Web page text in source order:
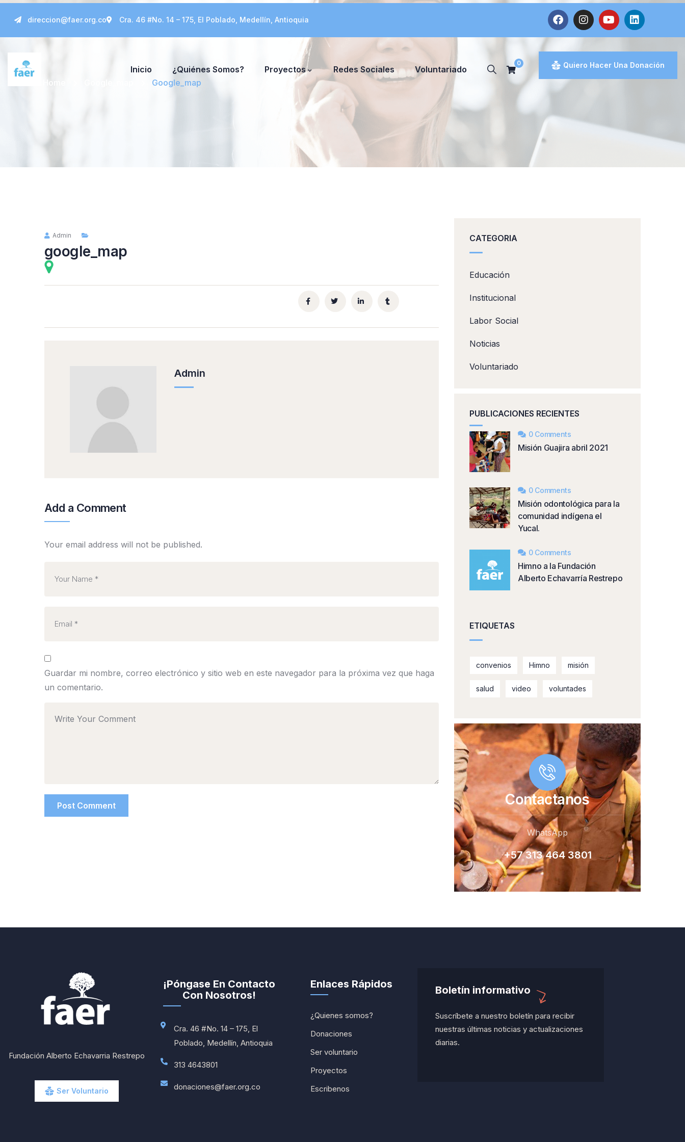
direccion@faer.org.co Cra. 46 #No. 14 – 175, El Poblado, Medellín, Antioquia
Inicio ¿Quiénes Somos? Proyectos Redes Sociales Voluntariado
0 Quiero Hacer Una Donación
Home Google_map
Admin
google_map
Admin
Add a Comment
Your email address will not be published.
Guardar mi nombre, correo electrónico y sitio web en este navegador para la próxima vez que haga
un comentario.
CATEGORIA
Educación
Institucional
Labor Social
Noticias
Voluntariado
PUBLICACIONES RECIENTES
0 Comments
Misión Guajira abril 2021
0 Comments
Misión odontológica para la
comunidad indígena el
Yucal.
0 Comments
Himno a la Fundación
Alberto Echavarría Restrepo
ETIQUETAS
convenios Himno misión
salud video voluntades
Contactanos
WhatsApp
+57 313 464 3801
Fundación Alberto Echavarria Restrepo
Ser Voluntario
¡Póngase En Contacto
Con Nosotros!
Cra. 46 #No. 14 – 175, El
Poblado, Medellín, Antioquia
313 4643801
donaciones@faer.org.co
Enlaces Rápidos
¿Quienes somos?
Donaciones
Ser voluntario
Proyectos
Escribenos
Boletín informativo
Suscríbete a nuestro boletín para recibir
nuestras últimas noticias y actualizaciones
diarias.